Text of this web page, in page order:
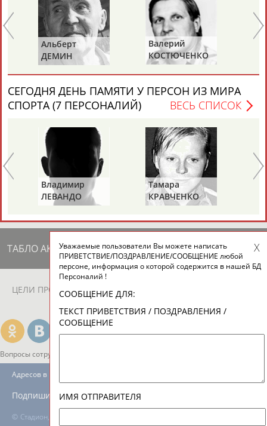
Рамазан
АБДУЛАЕВ
Тагир
АБДУЛАЕВ
Камиль
АБДУЛАЗИЗОВ
Загалав
АБДУЛБЕКОВ
АБДУЛДАУДОВАБДУЛЖАЛИЛОВ АБДУЛКАГИРОВАБДУЛЛАЕВ
24 персон из 13181
ЕЩЁ ПЕРСОНЫ
ТАБЛО АКТИВНОСТИ
ЦЕЛИ ПРОЕКТА КОНТАКТЫ
Вопросы сотрудничества и совместной деятельности
© Стадион, 1998-2026
Адресов в новостной рассылке: 997
Подпишись
Альберт
ДЕМИН
Валерий
КОСТЮЧЕНКО
СЕГОДНЯ ДЕНЬ ПАМЯТИ У ПЕРСОН ИЗ МИРА
СПОРТА (7 ПЕРСОНАЛИЙ)
ВЕСЬ СПИСОК
Владимир
ЛЕВАНДО
Тамара
КРАВЧЕНКО
(СОСНОВА)
Уважаемые пользователи Вы можете написать
ПРИВЕТСТВИЕ/ПОЗДРАВЛЕНИЕ/СООБЩЕНИЕ любой
персоне, информация о которой содержится в нашей БД
Персоналий !
СООБЩЕНИЕ ДЛЯ:
ТЕКСТ ПРИВЕТСТВИЯ / ПОЗДРАВЛЕНИЯ /
СООБЩЕНИЕ
ИМЯ ОТПРАВИТЕЛЯ